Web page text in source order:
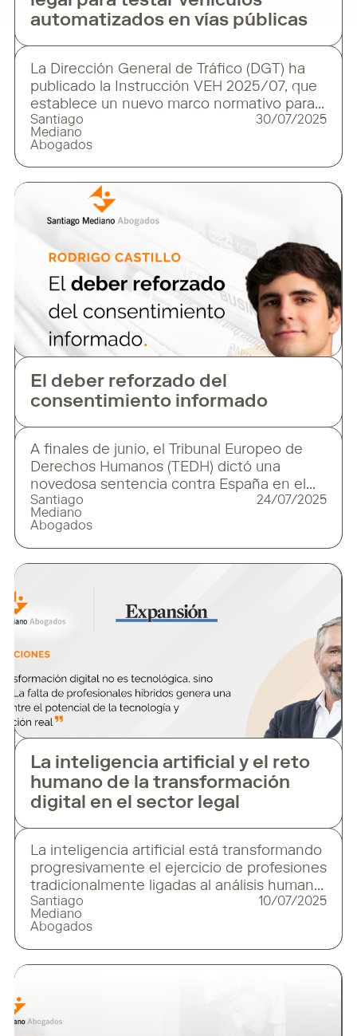
automatizados en vías públicas
La Dirección General de Tráfico (DGT) ha
publicado la Instrucción VEH 2025/07, que
establece un nuevo marco normativo para
la realización de pruebas con vehículos
automatizados o de conducción remota en
segura y controlada de tecnologías de
movilidad inteligente en vías públicas,
garantizando en todo
Santiago
Mediano
Abogados
30/07/2025
El deber reforzado del
consentimiento informado
A finales de junio, el Tribunal Europeo de
Derechos Humanos (TEDH) dictó una
novedosa sentencia contra España en el
ámbito jurídico-sanitario. Esta vez, el
epicentro es el consentimiento informado y
Santiago
Mediano
Abogados
24/07/2025
La inteligencia artificial y el reto
humano de la transformación
digital en el sector legal
La inteligencia artificial está transformando
progresivamente el ejercicio de profesiones
tradicionalmente ligadas al análisis humano,
como el Derecho. Automatización de
tareas, análisis predictivo, asistencia en la
departamentos jurídicos.
Santiago
Mediano
Abogados
10/07/2025